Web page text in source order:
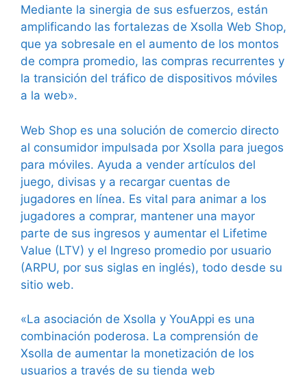
Mediante la sinergia de sus esfuerzos, están
amplificando las fortalezas de Xsolla Web Shop,
que ya sobresale en el aumento de los montos
de compra promedio, las compras recurrentes y
la transición del tráfico de dispositivos móviles
a la web».
Web Shop es una solución de comercio directo
al consumidor impulsada por Xsolla para juegos
para móviles. Ayuda a vender artículos del
juego, divisas y a recargar cuentas de
jugadores en línea. Es vital para animar a los
jugadores a comprar, mantener una mayor
parte de sus ingresos y aumentar el Lifetime
Value (LTV) y el Ingreso promedio por usuario
(ARPU, por sus siglas en inglés), todo desde su
sitio web.
«La asociación de Xsolla y YouAppi es una
combinación poderosa. La comprensión de
Xsolla de aumentar la monetización de los
usuarios a través de su tienda web